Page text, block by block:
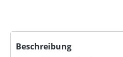
Beschreibung